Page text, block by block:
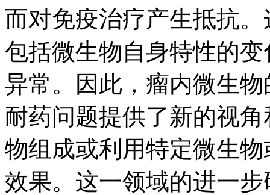
而对免疫治疗产生抵抗
包括微生物自身特性的
异常。因此，瘤内微生
耐药问题提供了新的视
物组成或利用特定微生
效果。这一领域的进一